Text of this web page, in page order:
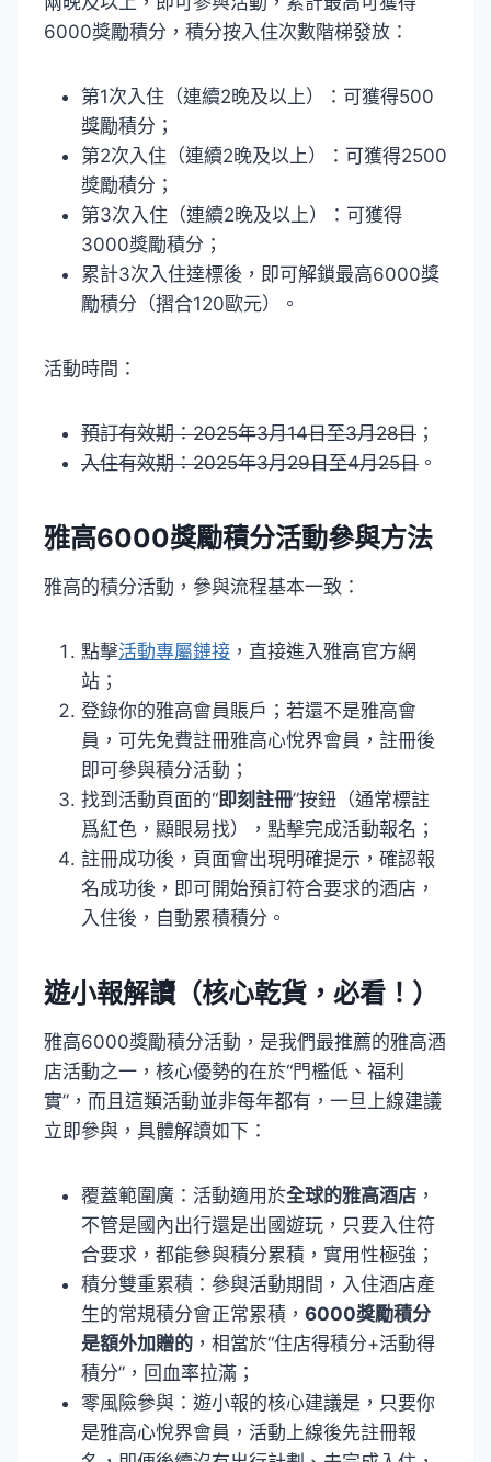
6000獎勵積分，積分按入住次數階梯發放：
第1次入住（連續2晚及以上）：可獲得500
獎勵積分；
第2次入住（連續2晚及以上）：可獲得2500
獎勵積分；
第3次入住（連續2晚及以上）：可獲得
3000獎勵積分；
累計3次入住達標後，即可解鎖最高6000獎
勵積分（摺合120歐元）。
活動時間：
預訂有效期：2025年3月14日至3月28日 ；
入住有效期：2025年3月29日至4月25日 。
雅高6000獎勵積分活動參與方法
雅高的積分活動，參與流程基本一致：
點擊活動專屬鏈接 ，直接進入雅高官方網
站；
登錄你的雅高會員賬戶；若還不是雅高會
員，可先免費註冊雅高心悅界會員，註冊後
即可參與積分活動；
找到活動頁面的“即刻註冊”按鈕（通常標註
爲紅色，顯眼易找），點擊完成活動報名；
註冊成功後，頁面會出現明確提示，確認報
名成功後，即可開始預訂符合要求的酒店，
入住後，自動累積積分。
遊小報解讀（核心乾貨，必看！）
雅高6000獎勵積分活動，是我們最推薦的雅高酒
店活動之一，核心優勢的在於“門檻低、福利
實”，而且這類活動並非每年都有，一旦上線建議
立即參與，具體解讀如下：
覆蓋範圍廣：活動適用於全球的雅高酒店 ，
不管是國內出行還是出國遊玩，只要入住符
合要求，都能參與積分累積，實用性極強；
積分雙重累積：參與活動期間，入住酒店產
生的常規積分會正常累積， 6000獎勵積分
是額外加贈的 ，相當於“住店得積分+活動得
積分”，回血率拉滿；
零風險參與：遊小報的核心建議是，只要你
是雅高心悅界會員，活動上線後先註冊報